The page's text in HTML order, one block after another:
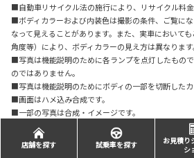
■自動車リサイクル法の施行により、リサイクル料金
■ボディカラーおよび内装色は撮影の条件、ご覧に
なって見えることがあります。また、実車において
角度等）により、ボディカラーの見え方は異なります
■写真は機能説明のために各ランプを点灯したもの
のではありません。
■写真は機能説明のためにボディの一部を切断したカ
■画面はハメ込み合成です。
■一部の写真は合成・イメージです。
店舗を探す 試乗車を探す
お見積り
シ